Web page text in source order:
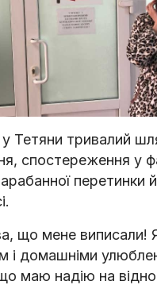
Тетяни тривалий
спостереження у
перетинки
що мене виписали!
і домашніми
маю надію на